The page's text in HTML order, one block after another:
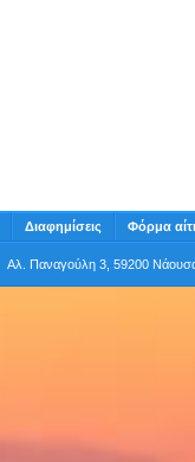
Διαφημίσεις Φόρμα
Αλ. Παναγούλη 3, 59200